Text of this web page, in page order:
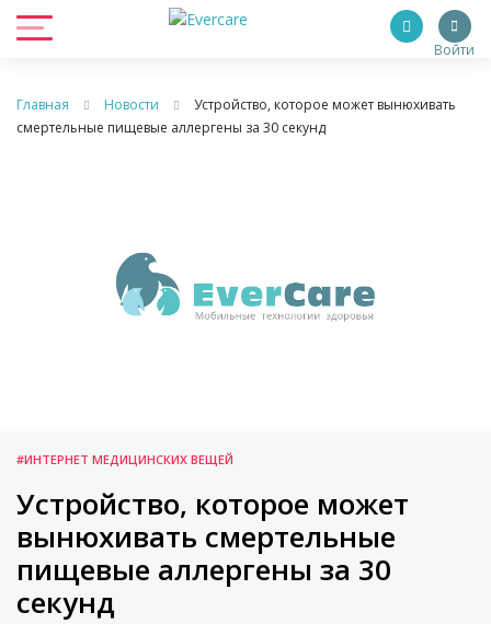
Войти
Главная Новости
Устройство, которое может вынюхивать
смертельные пищевые аллергены за 30 секунд
#ИНТЕРНЕТ МЕДИЦИНСКИХ ВЕЩЕЙ
Устройство, которое может
вынюхивать смертельные
пищевые аллергены за 30
секунд